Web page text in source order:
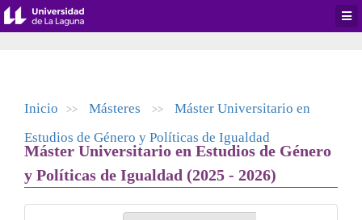
Inicio >> Másteres >>
Máster Universitario en
Estudios de Género y Políticas de Igualdad
Máster Universitario en Estudios de Género
y Políticas de Igualdad (2025 - 2026)